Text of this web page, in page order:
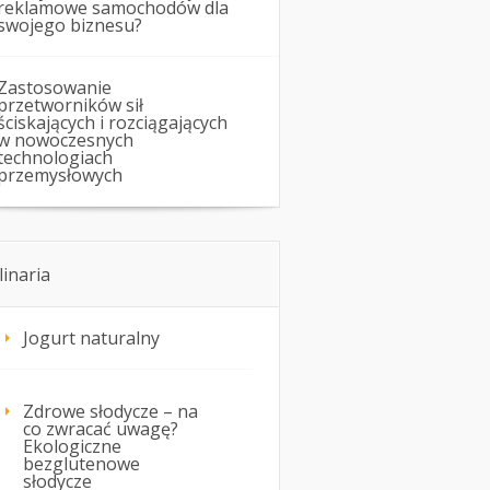
samochodów dla
biznesu?
sił
i rozciągających
nowoczesnych
Jogurt naturalny
Zdrowe słodycze – na
co zwracać uwagę?
Ekologiczne
bezglutenowe
słodycze